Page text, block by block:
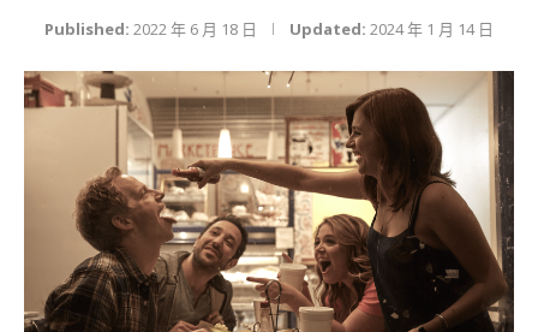
Published: 2022 年 6 月 18 日 Updated: 2024 年 1 月 14 日